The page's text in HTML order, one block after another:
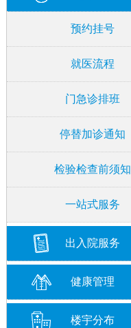
预约挂号
就医流程
门急诊排班
停替加诊通知
检验检查前须知
一站式服务
出入院服务
健康管理
楼宇分布